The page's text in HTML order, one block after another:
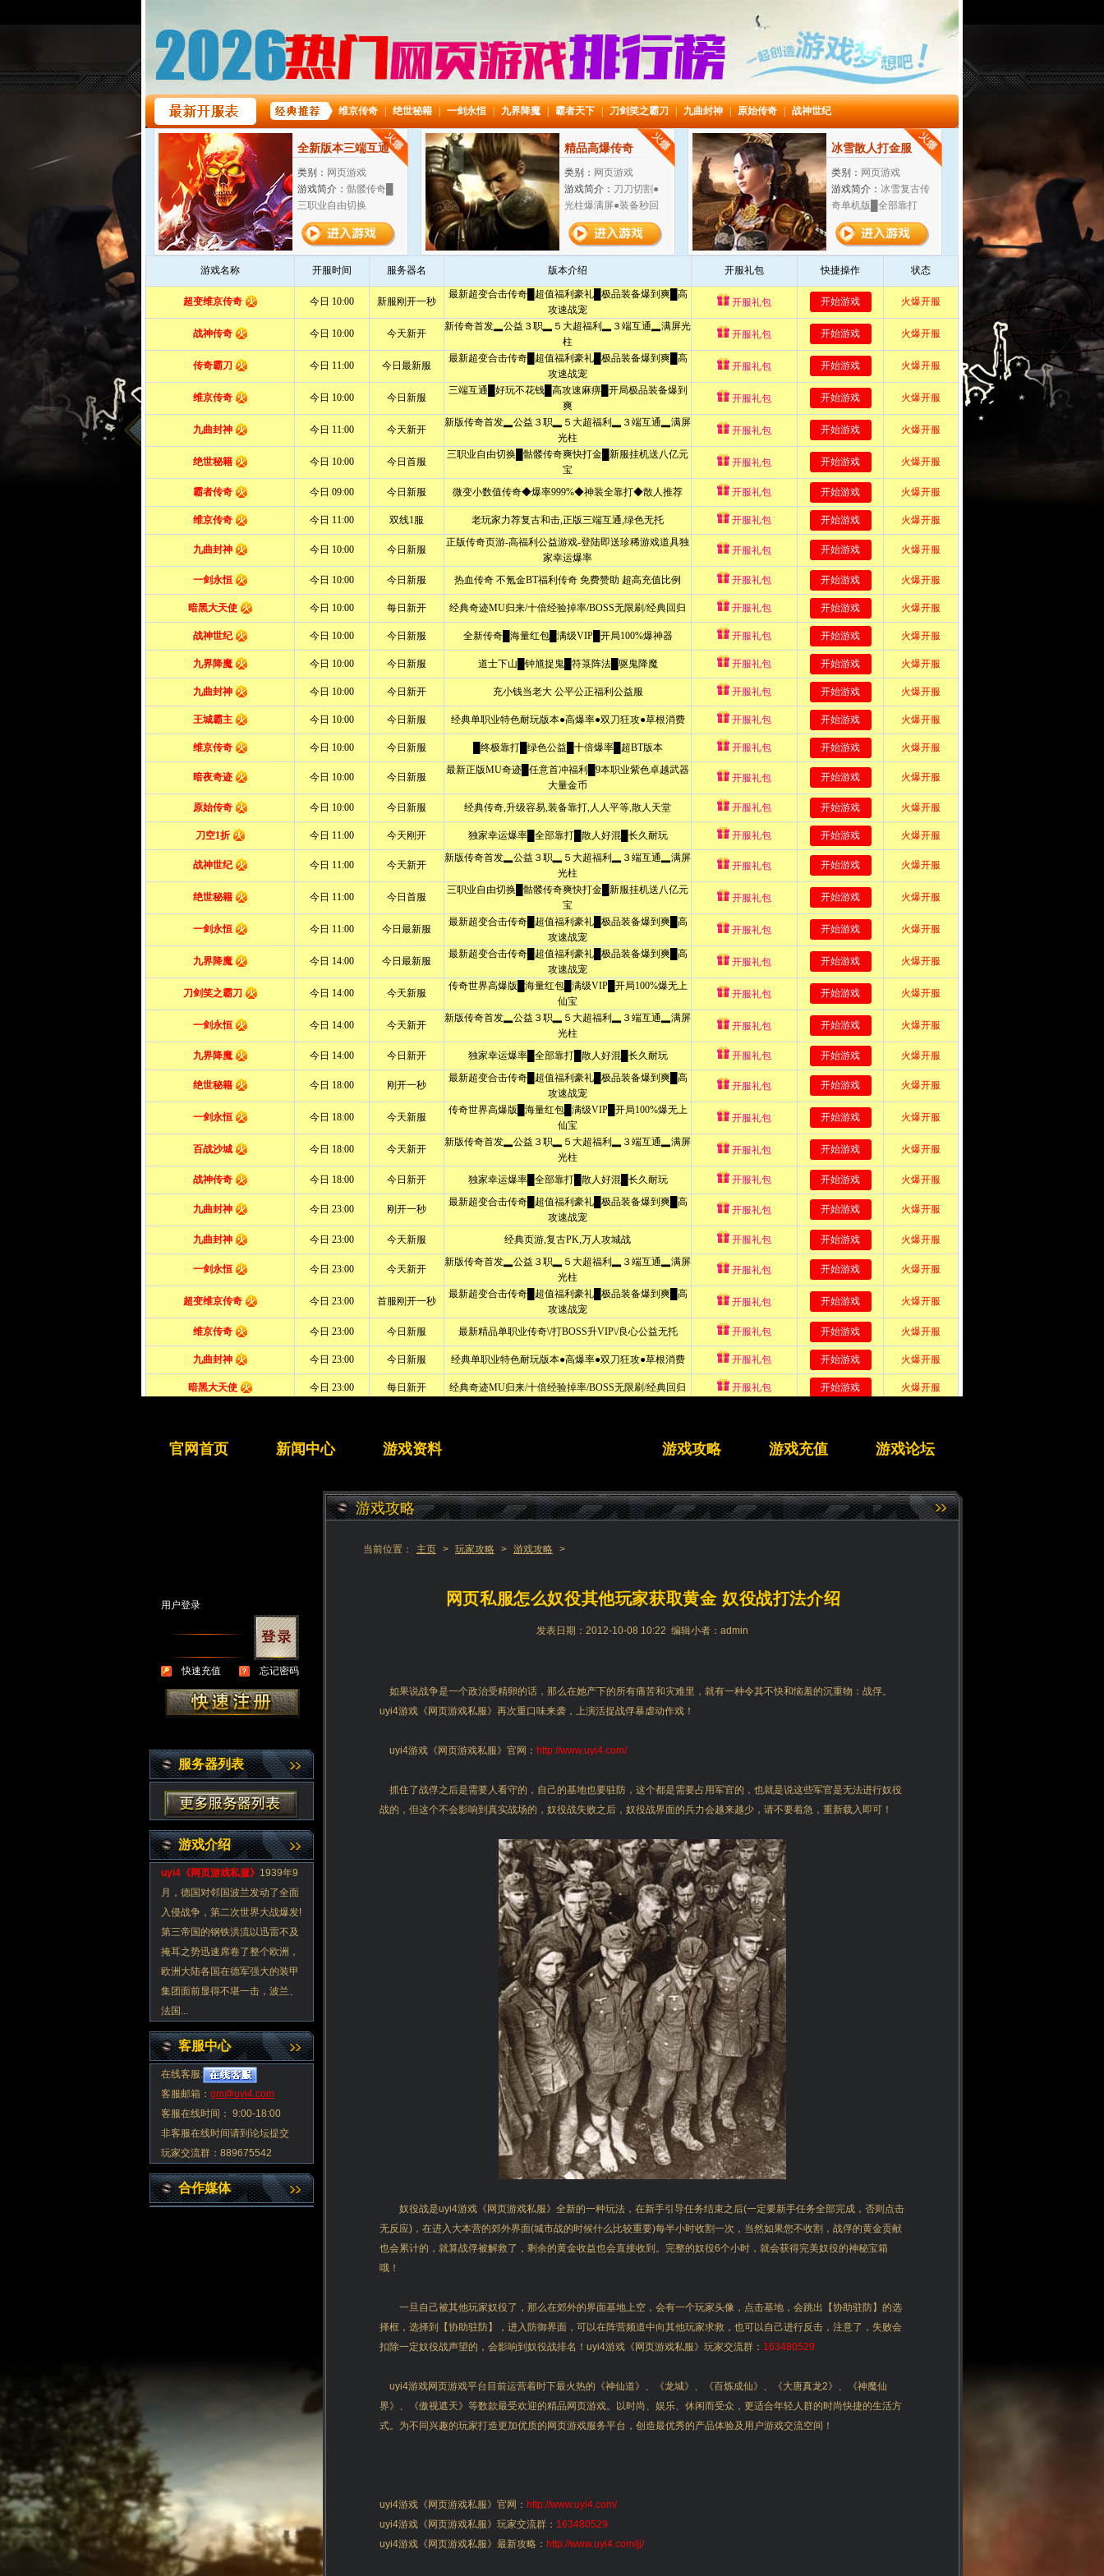
官网首页 新闻中心 游戏资料 游戏攻略 游戏充值 游戏论坛
用户登录
忘记密码
快速充值
服务器列表
游戏介绍
uyi4《网页游戏私服》 1939年9
月，德国对邻国波兰发动了全面
入侵战争，第二次世界大战爆发!
第三帝国的钢铁洪流以迅雷不及
掩耳之势迅速席卷了整个欧洲，
欧洲大陆各国在德军强大的装甲
集团面前显得不堪一击，波兰、
法国...
客服中心
在线客服:
客服邮箱： gm@uyi4.com
客服在线时间： 9:00-18:00
非客服在线时间请到论坛提交
玩家交流群：889675542
合作媒体
游戏攻略
当前位置： 主页 > 玩家攻略 > 游戏攻略 >
网页私服怎么奴役其他玩家获取黄金 奴役战打法介绍
发表日期：2012-10-08 10:22 编辑小者：admin
如果说战争是一个政治受精卵的话，那么在她产下的所有痛苦和灾难里，就有一种令其不快和恼羞的沉重物：战俘。
uyi4游戏《网页游戏私服》再次重口味来袭，上演活捉战俘暴虐动作戏！
uyi4游戏《网页游戏私服》官网： http://www.uyi4.com/
抓住了战俘之后是需要人看守的，自己的基地也要驻防，这个都是需要占用军官的，也就是说这些军官是无法进行奴役
战的，但这个不会影响到真实战场的，奴役战失败之后，奴役战界面的兵力会越来越少，请不要着急，重新载入即可！
奴役战是uyi4游戏《网页游戏私服》全新的一种玩法，在新手引导任务结束之后(一定要新手任务全部完成，否则点击
无反应)，在进入大本营的郊外界面(城市战的时候什么比较重要)每半小时收割一次，当然如果您不收割，战俘的黄金贡献
也会累计的，就算战俘被解救了，剩余的黄金收益也会直接收到。完整的奴役6个小时，就会获得完美奴役的神秘宝箱
哦！
一旦自己被其他玩家奴役了，那么在郊外的界面基地上空，会有一个玩家头像，点击基地，会跳出【协助驻防】的选
择框，选择到【协助驻防】，进入防御界面，可以在阵营频道中向其他玩家求救，也可以自己进行反击，注意了，失败会
扣除一定奴役战声望的，会影响到奴役战排名！uyi4游戏《网页游戏私服》玩家交流群： 163480529
uyi4游戏网页游戏平台目前运营着时下最火热的《神仙道》、《龙城》、《百炼成仙》、《大唐真龙2》、《神魔仙
界》、《傲视遮天》等数款最受欢迎的精品网页游戏。以时尚、娱乐、休闲而受众，更适合年轻人群的时尚快捷的生活方
式。为不同兴趣的玩家打造更加优质的网页游戏服务平台，创造最优秀的产品体验及用户游戏交流空间！
uyi4游戏《网页游戏私服》官网： http://www.uyi4.com/
uyi4游戏《网页游戏私服》玩家交流群： 163480529
uyi4游戏《网页游戏私服》最新攻略： http://www.uyi4.com/jj/